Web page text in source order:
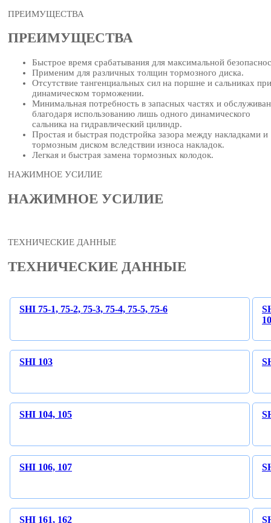
ПРЕИМУЩЕСТВА
ПРЕИМУЩЕСТВА
Быстрое время срабатывания для максимальной
Применим для различных толщин тормозного диска.
Отсутствие тангенциальных сил на поршне и сальниках при
динамическом торможении.
Минимальная потребность в запасных частях и
благодаря использованию лишь одного динамического
сальника на гидравлический цилиндр.
Простая и быстрая подстройка зазора между накладками и
тормозным диском вследствии износа накладок.
Легкая и быстрая замена тормозных колодок.
НАЖИМНОЕ УСИЛИЕ
НАЖИМНОЕ УСИЛИЕ
ТЕХНИЧЕСКИЕ ДАННЫЕ
ТЕХНИЧЕСКИЕ ДАННЫЕ
SHI 75-1, 75-2, 75-3, 75-4, 75-5, 75-6
SHI 103
SHI 104, 105
SHI 106, 107
SHI 161, 162